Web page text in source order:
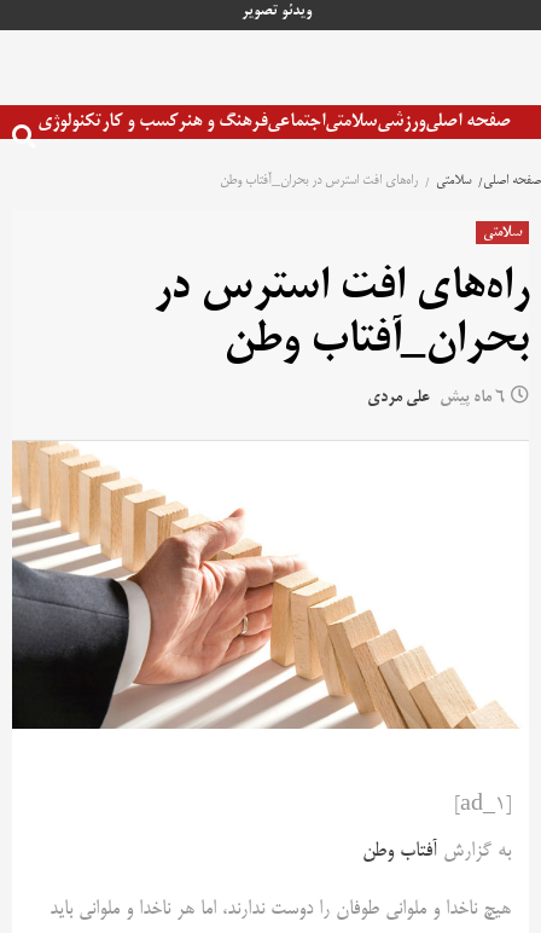
ویدئو تصویر
صفحه اصلیورزشیسلامتیاجتماعیفرهنگ و هنرکسب و کارتکنولوژی
صفحه اصلی سلامتی راه‌های افت استرس در بحران_آفتاب وطن
سلامتی
راه‌های افت استرس در
بحران_آفتاب وطن
6 ماه پیش علی مردی
به گزارش آفتاب وطن
هیچ ناخدا و ملوانی طوفان را دوست ندارند، اما هر ناخدا و ملوانی باید